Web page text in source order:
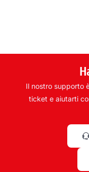
Il nostro supporto
ticket e aiutarti